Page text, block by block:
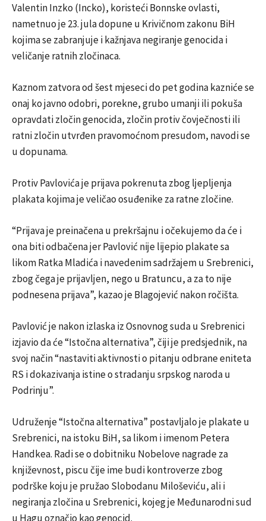
Valentin Inzko (Incko), koristeći Bonnske ovlasti,
nametnuo je 23. jula dopune u Krivičnom zakonu BiH
kojima se zabranjuje i kažnjava negiranje genocida i
veličanje ratnih zločinaca.
Kaznom zatvora od šest mjeseci do pet godina kazniće se
onaj ko javno odobri, porekne, grubo umanji ili pokuša
opravdati zločin genocida, zločin protiv čovječnosti ili
ratni zločin utvrđen pravomoćnom presudom, navodi se
u dopunama.
Protiv Pavlovića je prijava pokrenuta zbog ljepljenja
plakata kojima je veličao osuđenike za ratne zločine.
“Prijava je preinačena u prekršajnu i očekujemo da će i
ona biti odbačena jer Pavlović nije lijepio plakate sa
likom Ratka Mladića i navedenim sadržajem u Srebrenici,
zbog čega je prijavljen, nego u Bratuncu, a za to nije
podnesena prijava”, kazao je Blagojević nakon ročišta.
Pavlović je nakon izlaska iz Osnovnog suda u Srebrenici
izjavio da će “Istočna alternativa”, čiji je predsjednik, na
svoj način “nastaviti aktivnosti o pitanju odbrane eniteta
RS i dokazivanja istine o stradanju srpskog naroda u
Podrinju”.
Udruženje “Istočna alternativa” postavljalo je plakate u
Srebrenici, na istoku BiH, sa likom i imenom Petera
Handkea. Radi se o dobitniku Nobelove nagrade za
književnost, piscu čije ime budi kontroverze zbog
podrške koju je pružao Slobodanu Miloševiću, ali i
negiranja zločina u Srebrenici, kojeg je Međunarodni sud
u Hagu označio kao genocid.